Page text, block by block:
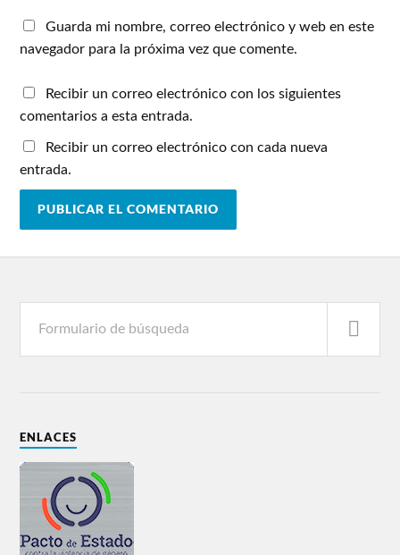
Guarda mi nombre, correo electrónico y web en este
navegador para la próxima vez que comente.
Recibir un correo electrónico con los siguientes
comentarios a esta entrada.
Recibir un correo electrónico con cada nueva
entrada.
ENLACES